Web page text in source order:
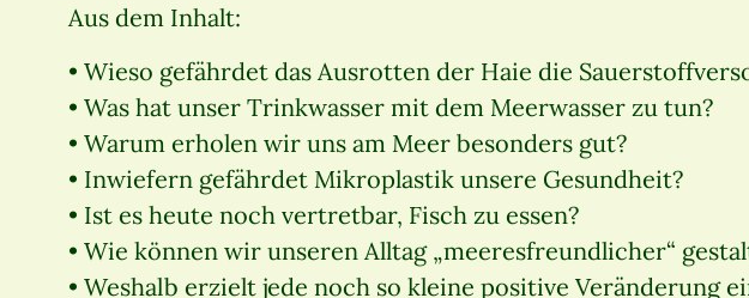
Aus dem Inhalt:
• Wieso gefährdet das Ausrotten der Haie die
• Was hat unser Trinkwasser mit dem Meerwasser zu tun?
• Warum erholen wir uns am Meer besonders gut?
• Inwiefern gefährdet Mikroplastik unsere Gesundheit?
• Ist es heute noch vertretbar, Fisch zu essen?
• Wie können wir unseren Alltag „meeresfreundlicher“
• Weshalb erzielt jede noch so kleine positive Veränderung